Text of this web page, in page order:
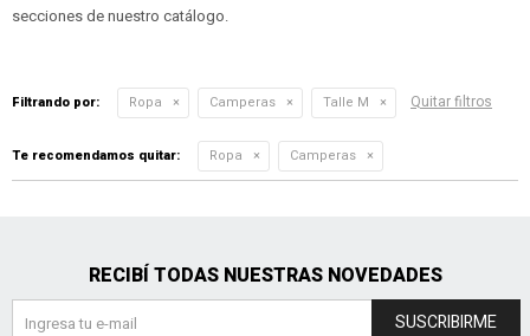
secciones de nuestro catálogo.
Filtrando por: Ropa Camperas Talle M Quitar filtros
Te recomendamos quitar: Ropa Camperas
RECIBÍ TODAS NUESTRAS NOVEDADES
SUSCRIBIRME